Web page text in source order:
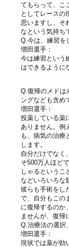
てもらって、こ
としてレースの
思いますし、そ
なという気持ち
Q.今は、練習を
増田選手：
今は練習という
はできるように
Q.復帰のメドは
ングなども含め
増田選手：
投薬している薬
ありません。例
も、病気の治療
します。
自分だけでなく
そ500万人ほど
しゃるというこ
などいろいろな
彼らも手術をし
で、自分もこの
に復帰するのか
ませんが、復帰
Q.治療法の選択
増田選手：
現状では薬が効